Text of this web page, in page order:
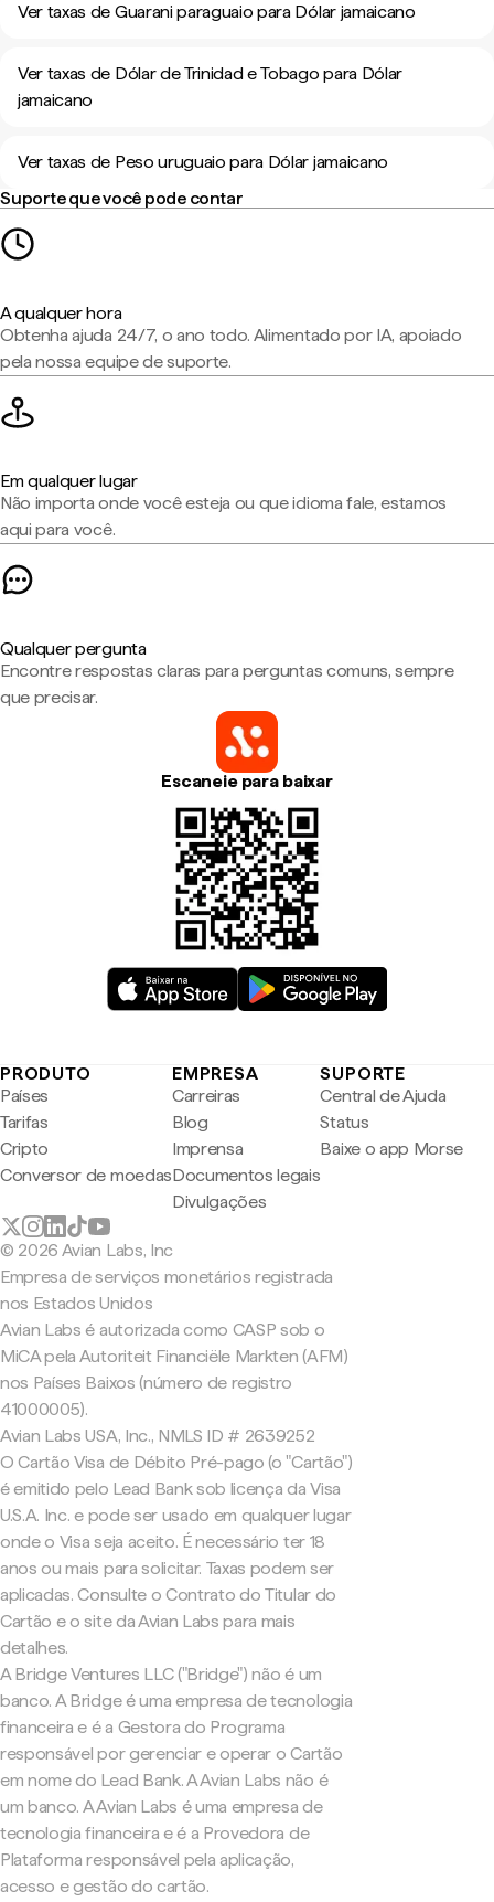
Ver taxas de Guarani paraguaio para Dólar jamaicano
Ver taxas de Dólar de Trinidad e Tobago para Dólar
jamaicano
Ver taxas de Peso uruguaio para Dólar jamaicano
Suporte que você pode contar
A qualquer hora
Obtenha ajuda 24/7, o ano todo. Alimentado por IA, apoiado
pela nossa equipe de suporte.
Em qualquer lugar
Não importa onde você esteja ou que idioma fale, estamos
aqui para você.
Qualquer pergunta
Encontre respostas claras para perguntas comuns, sempre
que precisar.
Escaneie para baixar
PRODUTO
Países
Tarifas
Cripto
Conversor de moedas
EMPRESA
Carreiras
Blog
Imprensa
Documentos legais
Divulgações
SUPORTE
Central de Ajuda
Status
Baixe o app Morse
© 2026 Avian Labs, Inc
Empresa de serviços monetários registrada
nos Estados Unidos
Avian Labs é autorizada como CASP sob o
MiCA pela Autoriteit Financiële Markten (AFM)
nos Países Baixos (número de registro
41000005).
Avian Labs USA, Inc., NMLS ID # 2639252
O Cartão Visa de Débito Pré-pago (o "Cartão")
é emitido pelo Lead Bank sob licença da Visa
U.S.A. Inc. e pode ser usado em qualquer lugar
onde o Visa seja aceito. É necessário ter 18
anos ou mais para solicitar. Taxas podem ser
aplicadas. Consulte o Contrato do Titular do
Cartão e o site da Avian Labs para mais
detalhes.
A Bridge Ventures LLC ("Bridge") não é um
banco. A Bridge é uma empresa de tecnologia
financeira e é a Gestora do Programa
responsável por gerenciar e operar o Cartão
em nome do Lead Bank. A Avian Labs não é
um banco. A Avian Labs é uma empresa de
tecnologia financeira e é a Provedora de
Plataforma responsável pela aplicação,
acesso e gestão do cartão.